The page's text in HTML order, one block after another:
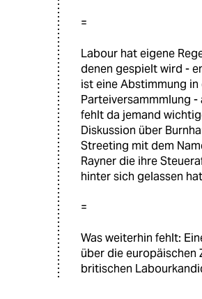
=
Labour hat eigene
denen gespielt wird -
ist eine Abstimmung in
Parteiversammmlung -
fehlt da jemand
Diskussion über
Streeting mit dem
Rayner die ihre
hinter sich gelassen
=
Was weiterhin fehlt:
über die europäischen
britischen